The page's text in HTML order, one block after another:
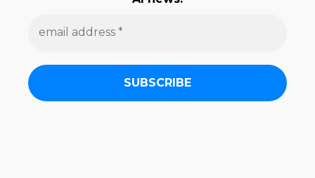
a
d